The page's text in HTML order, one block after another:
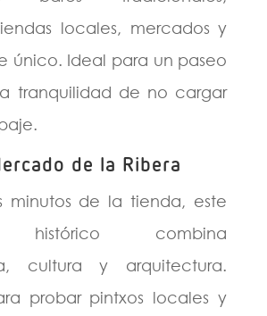
locales, mercados y
único. Ideal para un paseo
tranquilidad de no cargar
de la Ribera
minutos de la tienda, este
histórico combina
cultura y arquitectura.
probar pintxos locales y